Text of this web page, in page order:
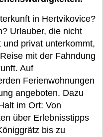
in Hertvikovice?
Urlauber, die nicht
und privat unterkommt,
mit der Fahndung
Auf
Ferienwohnungen
angeboten. Dazu
im Ort: Von
über Erlebnisstipps
bis zu